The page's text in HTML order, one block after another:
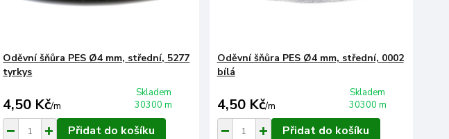
Oděvní šňůra PES Ø4 mm, střední, 5277
tyrkys
4,50 Kč/m
Skladem
30300 m
Přidat do košíku
Oděvní šňůra PES Ø4 mm, střední, 0002
bílá
4,50 Kč/m
Skladem
30300 m
Přidat do košíku